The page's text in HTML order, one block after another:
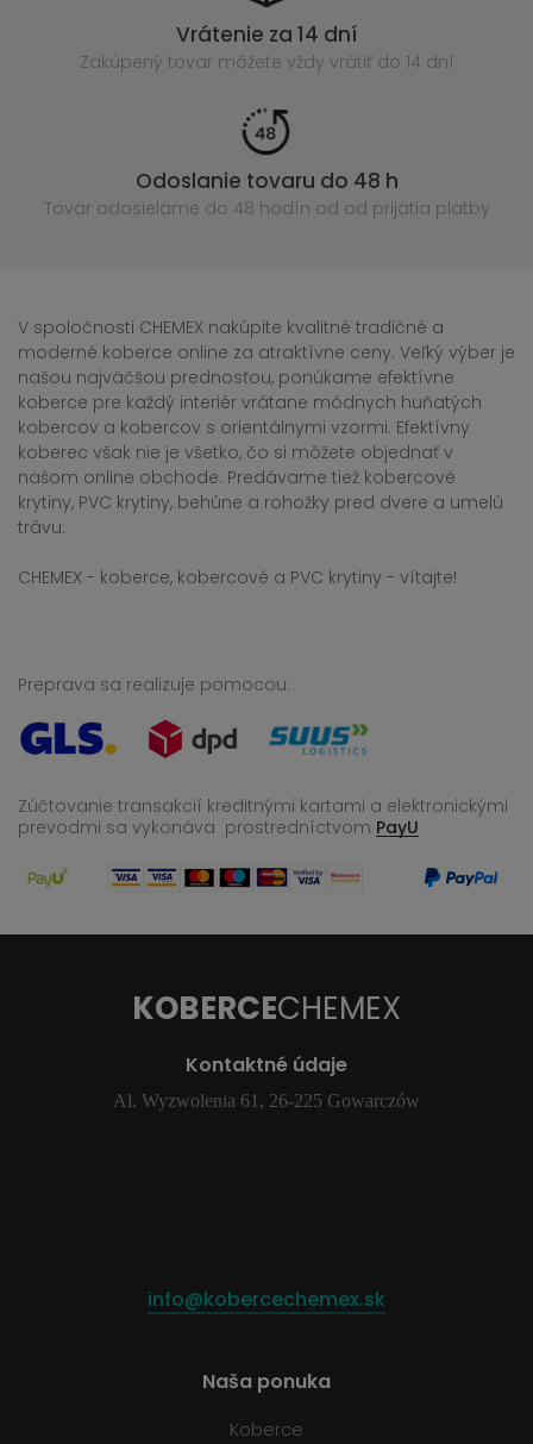
Vrátenie za 14 dní
Zakúpený tovar môžete vždy vrátiť do 14 dní
Odoslanie tovaru do 48 h
Tovar odosielame do 48 hodín od od prijatia platby
V spoločnosti CHEMEX nakúpite kvalitné tradičné a
moderné koberce online za atraktívne ceny. Veľký výber je
našou najväčšou prednosťou, ponúkame efektívne
koberce pre každý interiér vrátane módnych huňatých
kobercov a kobercov s orientálnymi vzormi. Efektívny
koberec však nie je všetko, čo si môžete objednať v
našom online obchode. Predávame tiež kobercové
krytiny, PVC krytiny, behúne a rohožky pred dvere a umelú
trávu.
CHEMEX - koberce, kobercové a PVC krytiny - vítajte!
Preprava sa realizuje pomocou:
Zúčtovanie transakcií kreditnými kartami a elektronickými
prevodmi sa vykonáva prostredníctvom PayU
KOBERCECHEMEX
Kontaktné údaje
Al. Wyzwolenia 61, 26-225 Gowarczów
info@kobercechemex.sk
Naša ponuka
Koberce